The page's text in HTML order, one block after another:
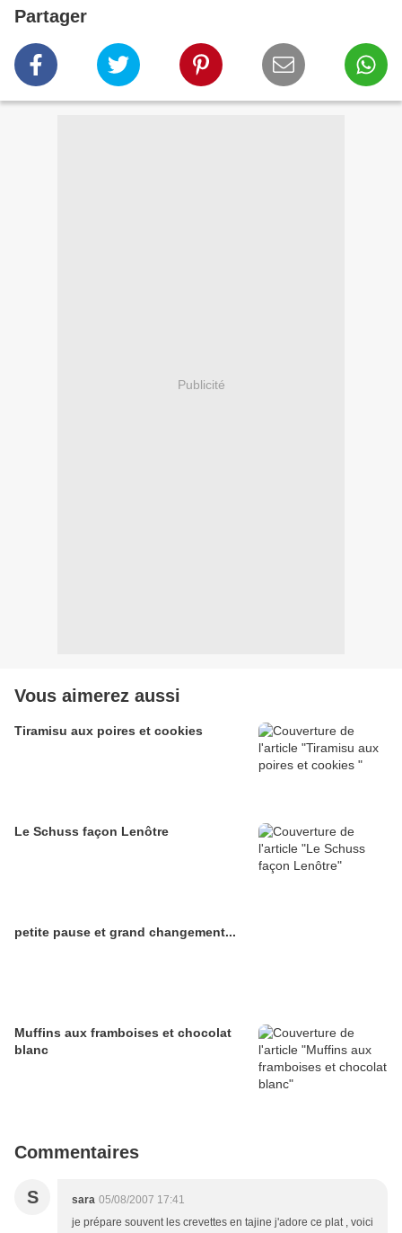
Partager
Publicité
Vous aimerez aussi
Tiramisu aux poires et cookies
Le Schuss façon Lenôtre
petite pause et grand changement...
Muffins aux framboises et chocolat
blanc
Commentaires
S sara 05/08/2007 17:41
je prépare souvent les crevettes en tajine j'adore ce plat , voici